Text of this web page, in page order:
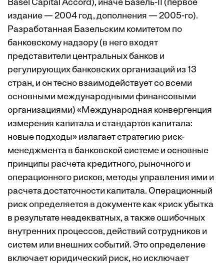
Basel Capital Accord), иначе Базель-II (первое
издание — 2004 год, дополнения — 2005-го).
Разработанная Базельским комитетом по
банковскому надзору (в него входят
представители центральных банков и
регулирующих банковских организаций из 13
стран, и он тесно взаимодействует со всеми
основными международными финансовыми
организациями) «Международная конвергенция
измерения капитала и стандартов капитала:
новые подходы» излагает стратегию риск-
менеджмента в банковской системе и основные
принципы расчета кредитного, рыночного и
операционного рисков, методы управления ими и
расчета достаточности капитала. Операционный
риск определяется в документе как «риск убытка
в результате неадекватных, а также ошибочных
внутренних процессов, действий сотрудников и
систем или внешних событий. Это определение
включает юридический риск, но исключает